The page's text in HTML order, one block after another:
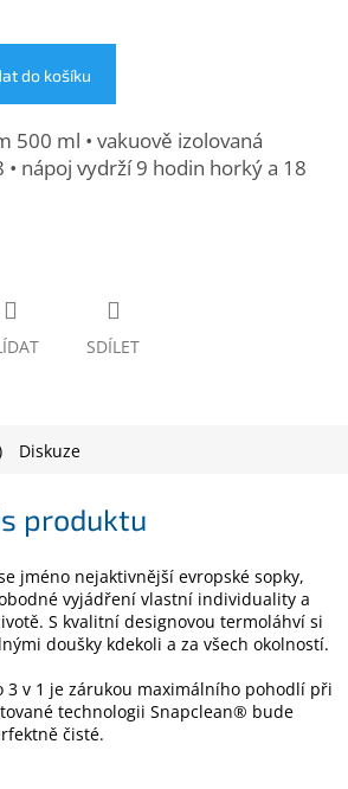
do košíku
500 ml • vakuově izolovaná
nápoj vydrží 9 hodin horký a 18
SDÍLET
Diskuze
produktu
jméno nejaktivnější evropské sopky,
vyjádření vlastní individuality a
S kvalitní designovou termoláhví si
doušky kdekoli a za všech okolností.
3 v 1 je zárukou maximálního pohodlí při
technologii Snapclean® bude
čisté.